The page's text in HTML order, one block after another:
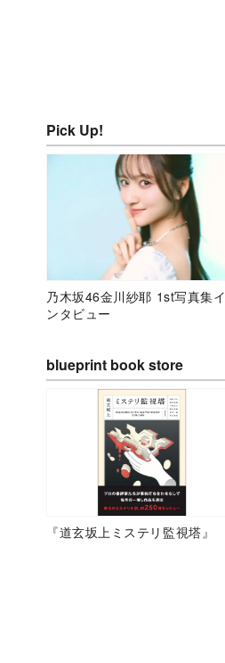
Pick Up!
乃木坂46金川紗耶 1st写真集イ
ンタビュー
blueprint book store
『道玄坂上ミステリ監視塔』